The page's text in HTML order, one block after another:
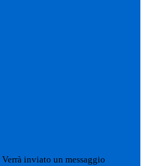
Verrà inviato un messaggio